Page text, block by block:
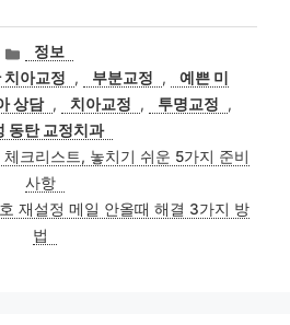
카
테
고
리
정보
치아교정 , 부분교정 ,
예쁜 미
상담 , 치아교정 , 투명교정
,
동탄 교정치과
크리스트, 놓치기 쉬운 5가지 준비
사항
재설정 메일 안올때 해결 3가지 방
법